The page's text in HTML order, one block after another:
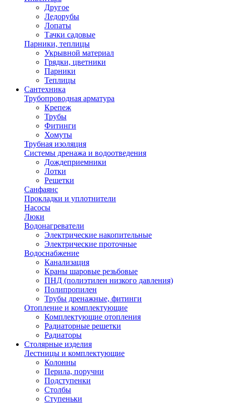
Другое
Ледорубы
Лопаты
Тачки садовые
Парники, теплицы
Укрывной материал
Грядки, цветники
Парники
Теплицы
Сантехника
Трубопроводная арматура
Крепеж
Трубы
Фитинги
Хомуты
Трубная изоляция
Системы дренажа и водоотведения
Дождеприемники
Лотки
Решетки
Санфаянс
Прокладки и уплотнители
Насосы
Люки
Водонагреватели
Электрические накопительные
Электрические проточные
Водоснабжение
Канализация
Краны шаровые резьбовые
ПНД (полиэтилен низкого давления)
Полипропилен
Трубы дренажные, фитинги
Отопление и комплектующие
Комплектующие отопления
Радиаторные решетки
Радиаторы
Столярные изделия
Лестницы и комплектующие
Колонны
Перила, поручни
Подступенки
Столбы
Ступеньки